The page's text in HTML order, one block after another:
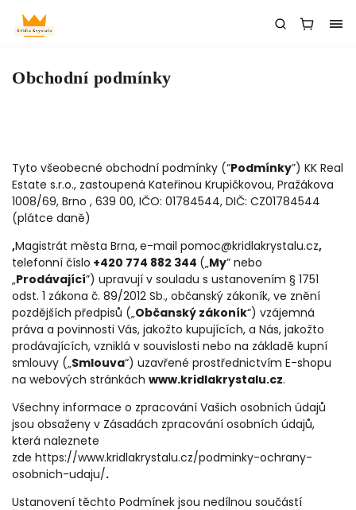
Obchodní podmínky
Tyto všeobecné obchodní podmínky (“Podmínky”) KK Real
Estate s.r.o., zastoupená Kateřinou Krupičkovou, Pražákova
1008/69, Brno , 639 00, IČO: 01784544, DIČ: CZ01784544
(plátce daně)
,Magistrát města Brna,e-mail pomoc@kridlakrystalu.cz,
telefonní číslo +420 774 882 344 („My” nebo
„Prodávající”) upravují v souladu s ustanovením § 1751
odst. 1 zákona č. 89/2012 Sb., občanský zákoník, ve znění
pozdějších předpisů („Občanský zákoník“) vzájemná
práva a povinnosti Vás, jakožto kupujících, a Nás, jakožto
prodávajících, vzniklá v souvislosti nebo na základě kupní
smlouvy („Smlouva“) uzavřené prostřednictvím E-shopu
na webových stránkách www.kridlakrystalu.cz.
Všechny informace o zpracování Vašich osobních údajů
jsou obsaženy v Zásadách zpracování osobních údajů,
která naleznete
zde https://www.kridlakrystalu.cz/podminky-ochrany-
osobnich-udaju/.
Ustanovení těchto Podmínek jsou nedílnou součástí